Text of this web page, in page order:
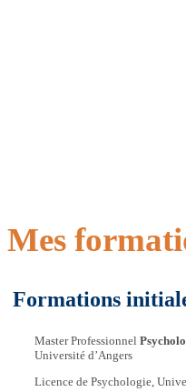
Mes
Formations
Master Professionnel
Université d’Angers
Licence de Psychologie,